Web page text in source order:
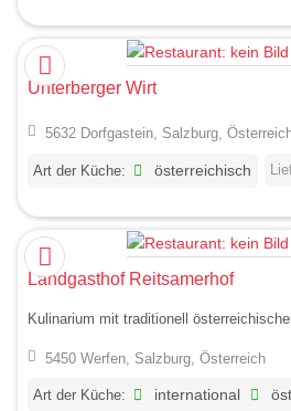
Unterberger Wirt
5632 Dorfgastein, Salzburg,
Art der Küche: österreichisch
Landgasthof Reitsamerhof
Kulinarium mit traditionell
5450 Werfen, Salzburg, Österreich
Art der Küche: international